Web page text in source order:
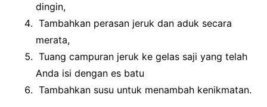
dingin,
Tambahkan perasan jeruk dan aduk secara
merata,
Tuang campuran jeruk ke gelas saji yang telah
Anda isi dengan es batu
Tambahkan susu untuk menambah kenikmatan.